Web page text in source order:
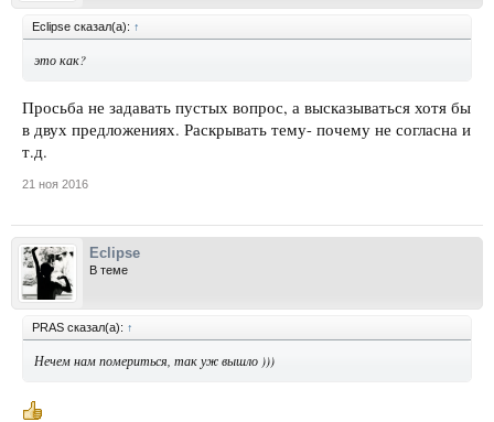
Eclipse сказал(а): ↑
это как?
Просьба не задавать пустых вопрос, а высказываться хотя бы
в двух предложениях. Раскрывать тему- почему не согласна и
т.д.
21 ноя 2016
Eclipse
В теме
PRAS сказал(а): ↑
Нечем нам помериться, так уж вышло )))